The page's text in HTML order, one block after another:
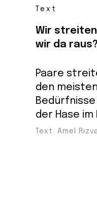
Text
Wir streiten
wir da raus?
Paare
den
der Hase
Text: Amel